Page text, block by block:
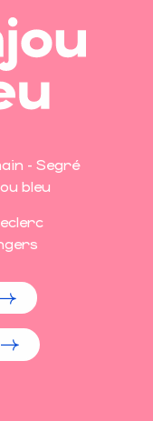
- Segré
bleu